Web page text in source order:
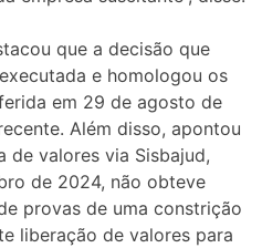
que a decisão que
e homologou os
em 29 de agosto de
Além disso, apontou
de valores via Sisbajud,
de 2024, não obteve
provas de uma constrição
liberação de valores para